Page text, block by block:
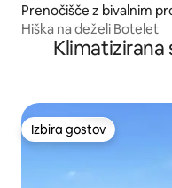
Prenočišče z bivalnim
odsfoot
Hiška na deželi Botelet
Klimatizirana
Izbira gostov
Izbira gostov